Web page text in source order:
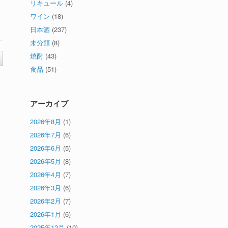
リキュール (4)
ワイン (18)
日本酒 (237)
未分類 (8)
焼酎 (43)
食品 (51)
アーカイブ
2026年8月 (1)
2026年7月 (6)
2026年6月 (5)
2026年5月 (8)
2026年4月 (7)
2026年3月 (6)
2026年2月 (7)
2026年1月 (6)